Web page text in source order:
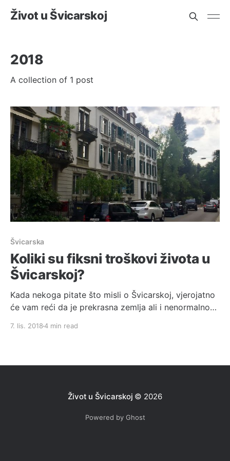
Život u Švicarskoj
2018
A collection of 1 post
Švicarska
Koliki su fiksni troškovi života u
Švicarskoj?
Kada nekoga pitate što misli o Švicarskoj, vjerojatno
će vam reći da je prekrasna zemlja ali i nenormalno
7. lis. 20184 min read
Život u Švicarskoj © 2026
Powered by Ghost